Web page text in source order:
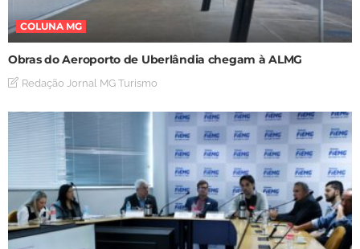
COLUNA MG
Obras do Aeroporto de Uberlândia chegam à ALMG
Redação Jornal MG Turismo